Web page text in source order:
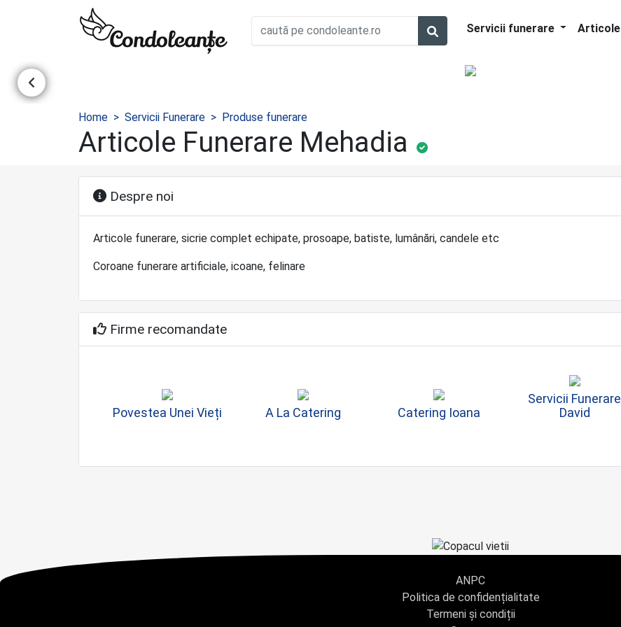
Servicii funerare Articole
Home Servicii Funerare Produse funerare
Articole Funerare Mehadia
Despre noi
Articole funerare, sicrie complet echipate, prosoape, batiste, lumânări, candele etc
Coroane funerare artificiale, icoane, felinare
Firme recomandate
Povestea Unei Vieți A La Catering Catering Ioana
Servicii Funerare
David
ANPC
Politica de confidențialitate
Termeni și condiții